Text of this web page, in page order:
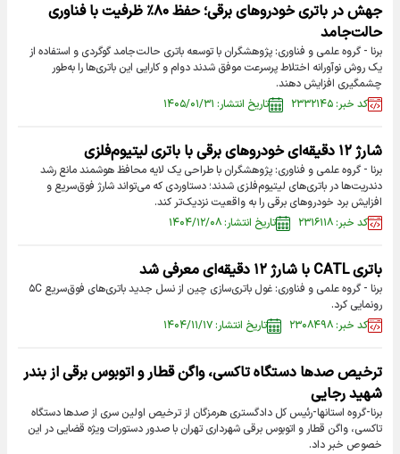
جهش در باتری خودرو‌های برقی؛ حفظ ۸۰٪ ظرفیت با فناوری
حالت‌جامد
برنا - گروه علمی و فناوری: پژوهشگران با توسعه باتری حالت‌جامد گوگردی و استفاده از
یک روش نوآورانه اختلاط پرسرعت موفق شدند دوام و کارایی این باتری‌ها را به‌طور
چشمگیری افزایش دهند.
کد خبر: ۲۳۳۲۱۴۵
تاریخ انتشار: ۱۴۰۵/۰۱/۳۱
شارژ ۱۲ دقیقه‌ای خودرو‌های برقی با باتری لیتیوم‌فلزی
برنا - گروه علمی و فناوری: پژوهشگران با طراحی یک لایه محافظ هوشمند مانع رشد
دندریت‌ها در باتری‌های لیتیوم‌فلزی شدند؛ دستاوردی که می‌تواند شارژ فوق‌سریع و
افزایش برد خودرو‌های برقی را به واقعیت نزدیک‌تر کند.
کد خبر: ۲۳۱۶۱۱۸
تاریخ انتشار: ۱۴۰۴/۱۲/۰۸
باتری CATL با شارژ ۱۲ دقیقه‌ای معرفی شد
برنا - گروه علمی و فناوری: غول باتری‌سازی چین از نسل جدید باتری‌های فوق‌سریع ۵C
رونمایی کرد.
کد خبر: ۲۳۰۸۴۹۸
تاریخ انتشار: ۱۴۰۴/۱۱/۱۷
ترخیص صدها دستگاه تاکسی، واگن قطار و اتوبوس برقی از بندر
شهید رجایی
برنا-گروه استانها-رئیس کل دادگستری هرمزگان از ترخیص اولین سری از صدها دستگاه
تاکسی، واگن قطار و اتوبوس برقی شهرداری تهران با صدور دستورات ویژه قضایی در این
خصوص خبر داد.